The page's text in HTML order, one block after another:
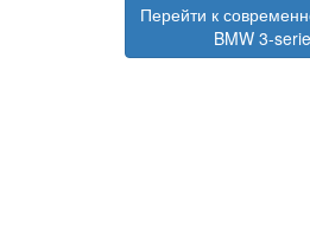
Перейти к
BMW 3-